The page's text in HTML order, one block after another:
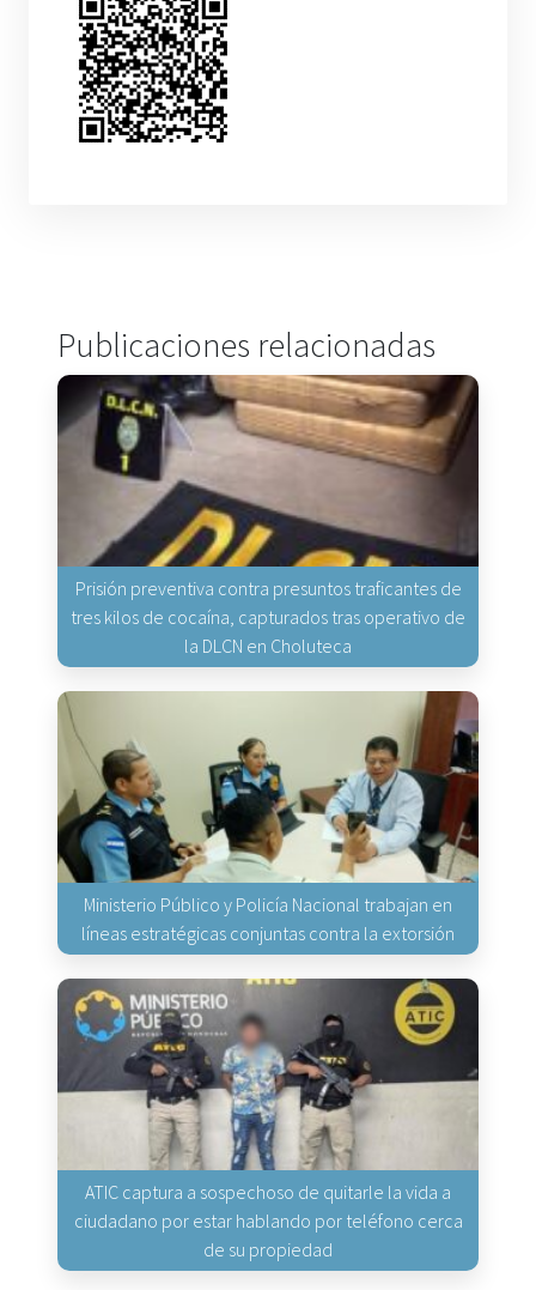
Publicaciones relacionadas
Prisión preventiva contra presuntos traficantes de
tres kilos de cocaína, capturados tras operativo de
la DLCN en Choluteca
Ministerio Público y Policía Nacional trabajan en
líneas estratégicas conjuntas contra la extorsión
ATIC captura a sospechoso de quitarle la vida a
ciudadano por estar hablando por teléfono cerca
de su propiedad